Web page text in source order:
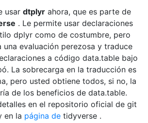
usar dtplyr ahora, que es parte de
. Le permite usar declaraciones
dplyr como de costumbre, pero
una evaluación perezosa y traduce
a código data.table bajo
La sobrecarga en la traducción es
pero usted obtiene todos, si no, la
de los beneficios de data.table.
en el repositorio oficial de git
en la página de tidyverse .